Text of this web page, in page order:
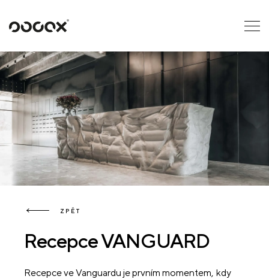
U
ČTI JAKO
ZPĚT
Recepce VANGUARD
Recepce ve Vanguardu je prvním momentem, kdy